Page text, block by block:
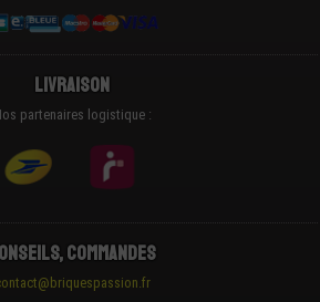
Livraison
partenaires logistique :
Commandes